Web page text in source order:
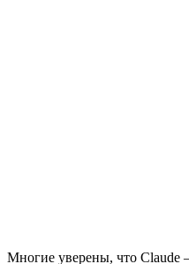
Многие уверены, что